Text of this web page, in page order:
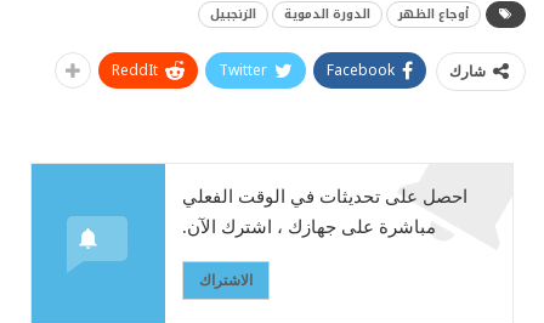
أوجاع الظهر الدورة الدموية الزنجبيل
شارك Facebook
Twitter
ReddIt
احصل على تحديثات في الوقت الفعلي
مباشرة على جهازك ، اشترك الآن.
الاشتراك